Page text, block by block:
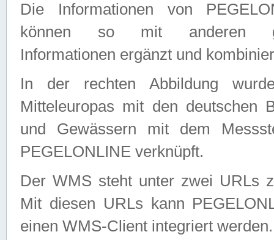
Die Informationen von
können so mit anderen
Informationen ergänzt und
In der rechten Abbildung
Mitteleuropas mit den deutschen
und Gewässern mit dem
PEGELONLINE verknüpft.
Der WMS steht unter zwei URLs
Mit diesen URLs kann
einen WMS-Client integriert werden.